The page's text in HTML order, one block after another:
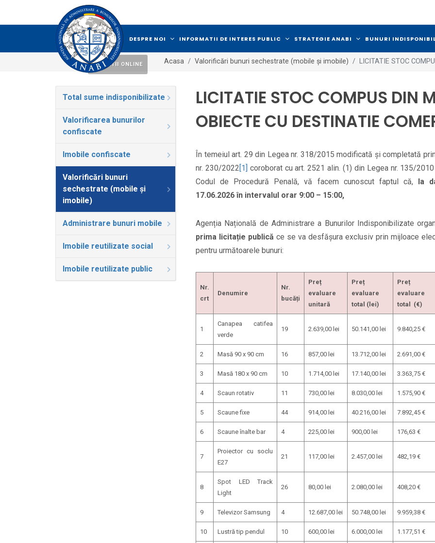
LICITATII ONLINE
DESPRE NOI INFORMATII DE INTERES PUBLIC STRATEGIE ANABI BUNURI
Acasa Valorificări bunuri sechestrate (mobile și imobile) LICITATIE STOC
LICITATIE STOC COMPUS DIN
OBIECTE CU DESTINATIE
În temeiul art. 29 din Legea nr. 318/2015 modificată și completată
nr. 230/2022[1] coroborat cu art. 2521 alin. (1) din Legea nr. 135/
Codul de Procedură Penală, vă facem cunoscut faptul că, la
17.06.2026 în intervalul orar 9:00 – 15:00,
Agenția Națională de Administrare a Bunurilor Indisponibilizate
prima licitație publică ce se va desfășura exclusiv prin mijloace
pentru următoarele bunuri:
Nr.
crt
Denumire
Nr.
bucăți
Preț
evaluare
unitară
Preț
evaluare
total (lei)
Preț
evaluare
total (€)
1
Canapea catifea
verde
19 2.639,00 lei 50.141,00 lei 9.840,25 €
2 Masă 90 x 90 cm 16 857,00 lei 13.712,00 lei 2.691,00 €
3 Masă 180 x 90 cm 10 1.714,00 lei 17.140,00 lei 3.363,75 €
4 Scaun rotativ 11 730,00 lei 8.030,00 lei 1.575,90 €
5 Scaune fixe 44 914,00 lei 40.216,00 lei 7.892,45 €
6 Scaune înalte bar 4 225,00 lei 900,00 lei 176,63 €
7
Proiector cu soclu
E27
21 117,00 lei 2.457,00 lei 482,19 €
8
Spot LED Track
Light
26 80,00 lei 2.080,00 lei 408,20 €
9 Televizor Samsung 4 12.687,00 lei 50.748,00 lei 9.959,38 €
10 Lustră tip pendul 10 600,00 lei 6.000,00 lei 1.177,51 €
Total sume indisponibilizate
Valorificarea bunurilor
confiscate
Imobile confiscate
Valorificări bunuri
sechestrate (mobile și
imobile)
Administrare bunuri mobile
Imobile reutilizate social
Imobile reutilizate public